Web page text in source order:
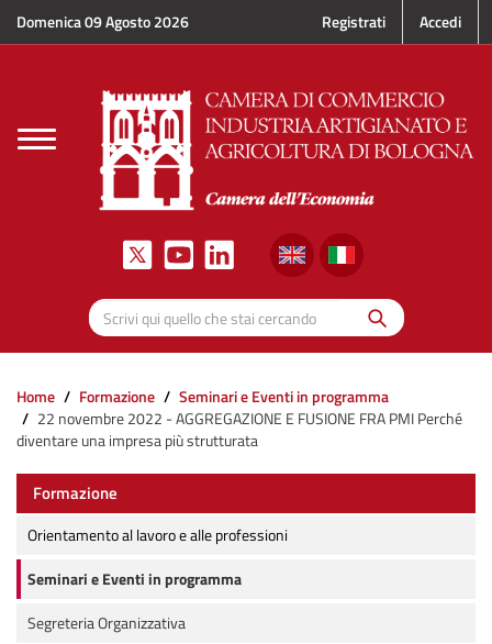
Domenica 09 Agosto 2026 Registrati Accedi
Toggle
navigation
Scrivi qui quello che stai cercando
Cerca
Home Formazione
Seminari e Eventi in programma
22 novembre 2022 - AGGREGAZIONE E FUSIONE FRA PMI Perché
diventare una impresa più strutturata
Formazione
Orientamento al lavoro e alle professioni
Seminari e Eventi in programma
Segreteria Organizzativa